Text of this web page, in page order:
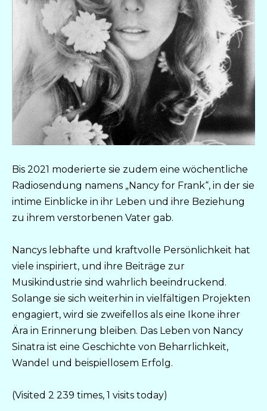
Bis 2021 moderierte sie zudem eine wöchentliche
Radiosendung namens „Nancy for Frank“, in der sie
intime Einblicke in ihr Leben und ihre Beziehung
zu ihrem verstorbenen Vater gab.
Nancys lebhafte und kraftvolle Persönlichkeit hat
viele inspiriert, und ihre Beiträge zur
Musikindustrie sind wahrlich beeindruckend.
Solange sie sich weiterhin in vielfältigen Projekten
engagiert, wird sie zweifellos als eine Ikone ihrer
Ära in Erinnerung bleiben. Das Leben von Nancy
Sinatra ist eine Geschichte von Beharrlichkeit,
Wandel und beispiellosem Erfolg.
(Visited 2 239 times, 1 visits today)